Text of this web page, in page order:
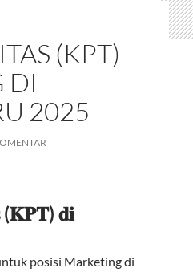
(KPT)
DI
2025
(𝐊𝐏𝐓) 𝐝𝐢
posisi Marketing di